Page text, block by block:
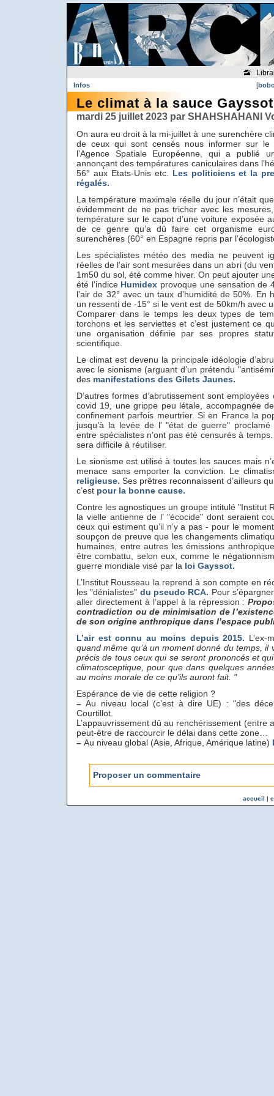
[
Infos
Le climat à la sauce Gayssot
mardi 25 juillet 2023 par SHAHSHAHANI
On aura eu droit à la mi-juillet à une surenchère
de ceux qui sont censés nous informer sur le
l’Agence Spatiale Européenne, qui a publié
annonçant des températures caniculaires dans
56° aux Etats-Unis etc. Les politiciens et la
régalés.
La température maximale réelle du jour n’était
évidemment de ne pas tricher avec les
température sur le capot d’une voiture exposée
de ce genre qu’a dû faire cet organisme
surenchères (60° en Espagne repris par
Les spécialistes météo des media ne peuvent
réelles de l’air sont mesurées dans un abri (du
1m50 du sol, été comme hiver. On peut ajouter
été l’indice Humidex provoque une sensation de
l’air de 32° avec un taux d’humidité de 50%. En
un ressenti de -15° si le vent est de 50km/h avec
Comparer dans le temps les deux types de
torchons et les serviettes et c’est justement ce
une organisation définie par ses propres
scientifique.
Le climat est devenu la principale idéologie
avec le sionisme (arguant d’un prétendu
des manifestations des Gilets Jaunes.
D’autres formes d’abrutissement sont
covid 19, une grippe peu létale, accompagnée
confinement parfois meurtrier. Si en France la
jusqu’à la levée de l’ "état de guerre"
entre spécialistes n’ont pas été censurés à
sera difficile à réutiliser.
Le sionisme est utilisé à toutes les sauces mais
menace sans emporter la conviction. Le
religieuse. Ses prêtres reconnaissent d’ailleurs
c’est pour la bonne cause.
Contre les agnostiques un groupe intitulé "Institut
la vielle antienne de l’ "écocide" dont seraient
ceux qui estiment qu’il n’y a pas - pour le
soupçon de preuve que les changements
humaines, entre autres les émissions
être combattu, selon eux, comme le
guerre mondiale visé par la loi Gayssot.
L’Institut Rousseau la reprend à son compte en
les "dénialistes" du pseudo RCA. Pour
aller directement à l’appel à la répression :
contradiction ou de minimisation de
de son origine anthropique dans l’espace
L’air est connu au moins depuis 2015.
quand même qu’à un moment donné du temps,
précis de tous ceux qui se seront prononcés et
climatosceptique, pour que dans quelques
au moins morale de ce qu’ils auront fait. "
Espérance de vie de cette religion ?
– Au niveau local (c’est à dire UE) : "des
Courtillot.
L’appauvrissement dû au renchérissement (entre
peut-être de raccourcir le délai dans cette zone…
– Au niveau global (Asie, Afrique, Amérique latine)
Proposer un commentaire
accueil |